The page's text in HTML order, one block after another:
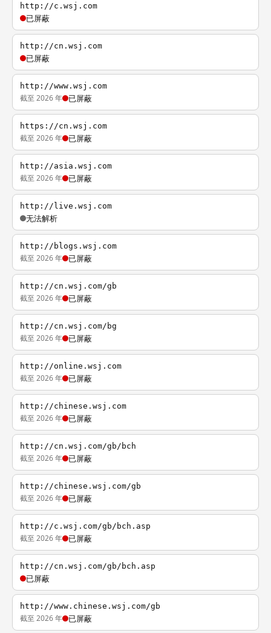
http://c.wsj.com
已屏蔽
http://cn.wsj.com
已屏蔽
http://www.wsj.com
截至 2026 年 已屏蔽
https://cn.wsj.com
截至 2026 年 已屏蔽
http://asia.wsj.com
截至 2026 年 已屏蔽
http://live.wsj.com
无法解析
http://blogs.wsj.com
截至 2026 年 已屏蔽
http://cn.wsj.com/gb
截至 2026 年 已屏蔽
http://cn.wsj.com/bg
截至 2026 年 已屏蔽
http://online.wsj.com
截至 2026 年 已屏蔽
http://chinese.wsj.com
截至 2026 年 已屏蔽
http://cn.wsj.com/gb/bch
截至 2026 年 已屏蔽
http://chinese.wsj.com/gb
截至 2026 年 已屏蔽
http://c.wsj.com/gb/bch.asp
截至 2026 年 已屏蔽
http://cn.wsj.com/gb/bch.asp
已屏蔽
http://www.chinese.wsj.com/gb
截至 2026 年 已屏蔽